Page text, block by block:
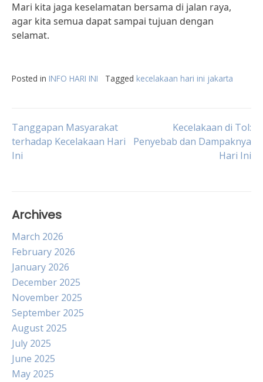
Mari kita jaga keselamatan bersama di jalan raya,
agar kita semua dapat sampai tujuan dengan
selamat.
Posted in INFO HARI INI Tagged kecelakaan hari ini jakarta
Post
navigation
Tanggapan Masyarakat
terhadap Kecelakaan Hari
Ini
Kecelakaan di Tol:
Penyebab dan Dampaknya
Hari Ini
Archives
March 2026
February 2026
January 2026
December 2025
November 2025
September 2025
August 2025
July 2025
June 2025
May 2025